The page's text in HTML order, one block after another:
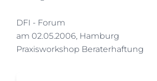
DFI - Forum
am 02.05.2006, Hamburg
Praxisworkshop Beraterhaftung